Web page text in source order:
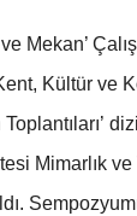
Mekan’
Kültür ve
Mimarlık ve